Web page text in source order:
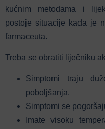
kućnim metodama i
postoje situacije kada je
farmaceuta.
Treba se obratiti liječniku
Simptomi traju
poboljšanja.
Simptomi se
Imate visoku